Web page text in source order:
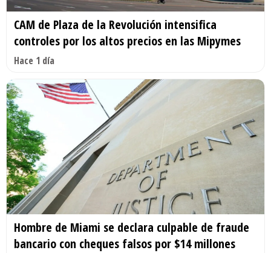
CAM de Plaza de la Revolución intensifica
controles por los altos precios en las Mipymes
Hace 1 día
Hombre de Miami se declara culpable de fraude
bancario con cheques falsos por $14 millones